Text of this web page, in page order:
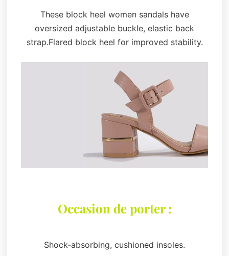
These block heel women sandals have
oversized adjustable buckle, elastic back
strap.Flared block heel for improved stability.
Occasion de porter :
Shock-absorbing, cushioned insoles.